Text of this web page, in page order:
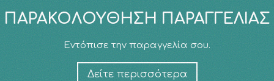
ΠΑΡΑΚΟΛΟΎΘΗΣΗ ΠΑΡΑΓΓΕΛΊΑΣ
Εντόπισε την παραγγελία σου.
Δείτε περισσότερα